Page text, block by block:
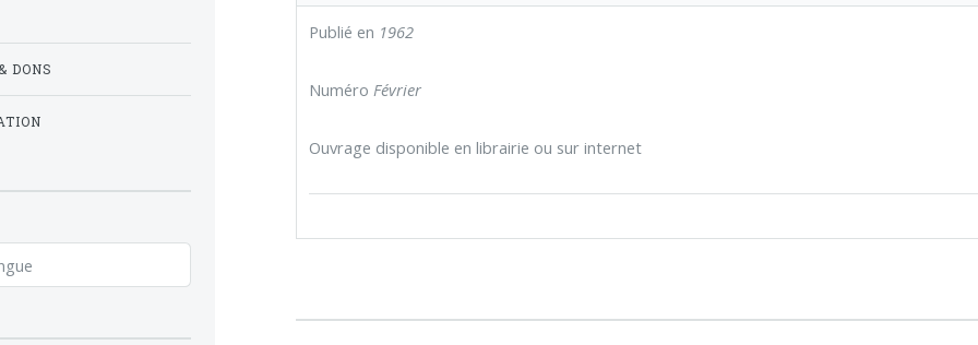
Publié en 1962
Numéro Février
Ouvrage disponible en librairie ou sur internet
DONS